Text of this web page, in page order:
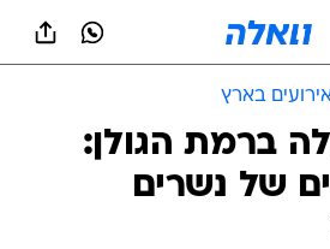
בארץ
ברמת הגולן:
של נשרים